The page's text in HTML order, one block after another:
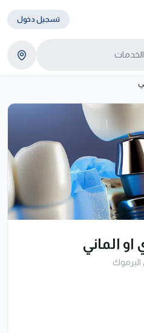
تسجيل دخول
الماني